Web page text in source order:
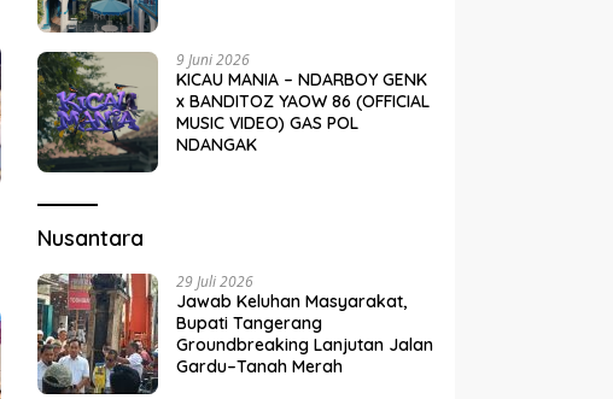
9 Juni 2026
KICAU MANIA – NDARBOY GENK
x BANDITOZ YAOW 86 (OFFICIAL
MUSIC VIDEO) GAS POL
NDANGAK
Nusantara
29 Juli 2026
Jawab Keluhan Masyarakat,
Bupati Tangerang
Groundbreaking Lanjutan Jalan
Gardu–Tanah Merah